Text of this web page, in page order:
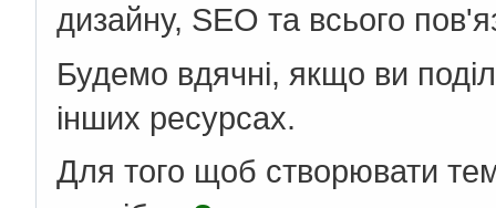
дизайну, SEO та всього
Будемо вдячні, якщо ви
інших ресурсах.
Для того щоб створювати